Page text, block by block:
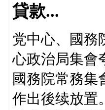
貸款...
党中心、國務
心政治局集會
國務院常務集
作出後续放置